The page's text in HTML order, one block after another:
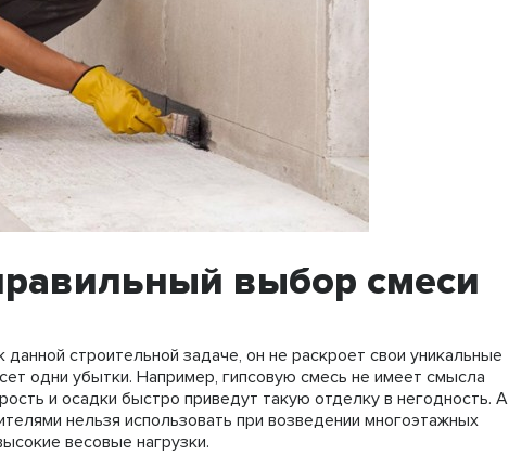
выбор смеси
строительной задаче, он не раскроет свои уникальные
одни убытки. Например, гипсовую смесь не имеет смысла
и осадки быстро приведут такую отделку в негодность. А
нельзя использовать при возведении многоэтажных
весовые нагрузки.